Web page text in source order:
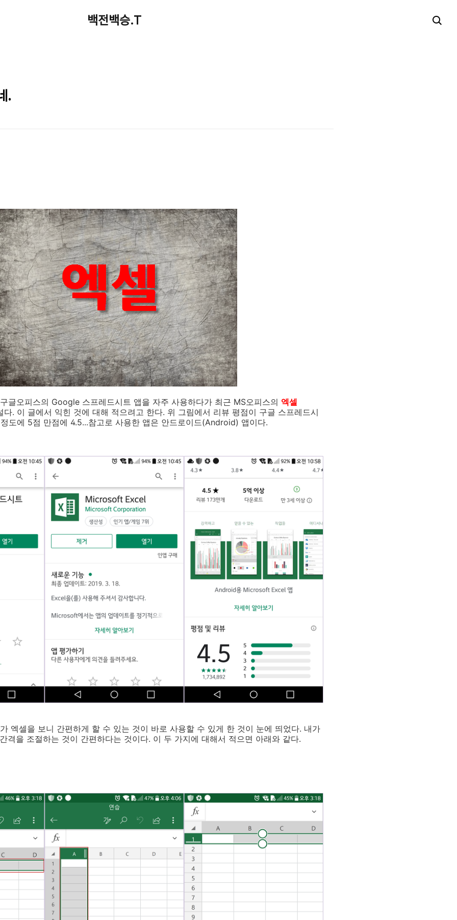
백전백승.T
.
글오피스의 Google 스프레드시트 앱을 자주 사용하다가 최근 MS오피스의 엑셀
다. 이 글에서 익힌 것에 대해 적으려고 한다. 위 그림에서 리뷰 평점이 구글 스프레드시
도에 5점 만점에 4.5...참고로 사용한 앱은 안드로이드(Android) 앱이다.
엑셀을 보니 간편하게 할 수 있는 것이 바로 사용할 수 있게 한 것이 눈에 띄었다. 내가
격을 조절하는 것이 간편하다는 것이다. 이 두 가지에 대해서 적으면 아래와 같다.